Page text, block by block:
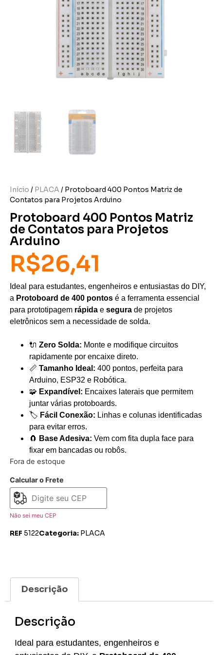
Início / PLACA / Protoboard 400 Pontos Matriz de
Contatos para Projetos Arduino
Protoboard 400 Pontos Matriz
de Contatos para Projetos
Arduino
R$26,41
Ideal para estudantes, engenheiros e entusiastas do DIY,
a Protoboard de 400 pontos é a ferramenta essencial
para prototipagem rápida e segura de projetos
eletrônicos sem a necessidade de solda.
🔌 Zero Solda: Monte e modifique circuitos
rapidamente por encaixe direto.
📏 Tamanho Ideal: 400 pontos, perfeita para
Arduino, ESP32 e Robótica.
🧩 Expandível: Encaixes laterais que permitem
juntar várias protoboards.
🏷️ Fácil Conexão: Linhas e colunas identificadas
para evitar erros.
🧲 Base Adesiva: Vem com fita dupla face para
fixar em bancadas ou robôs.
Fora de estoque
Calcular o Frete
Não sei meu CEP
REF 5122Categoria: PLACA
Descrição
Descrição
Ideal para estudantes, engenheiros e